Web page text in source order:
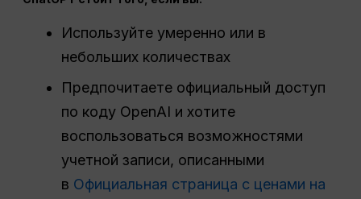
Используйте умеренно или в
небольших количествах
Предпочитаете официальный доступ
по коду OpenAI и хотите
воспользоваться возможностями
учетной записи, описанными
в Официальная страница с ценами на